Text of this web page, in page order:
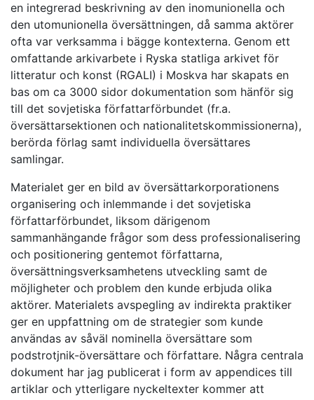
en integrerad beskrivning av den inomunionella och
den utomunionella översättningen, då samma aktörer
ofta var verksamma i bägge kontexterna. Genom ett
omfattande arkivarbete i Ryska statliga arkivet för
litteratur och konst (RGALI) i Moskva har skapats en
bas om ca 3000 sidor dokumentation som hänför sig
till det sovjetiska författarförbundet (fr.a.
översättarsektionen och nationalitetskommissionerna),
berörda förlag samt individuella översättares
samlingar.
Materialet ger en bild av översättarkorporationens
organisering och inlemmande i det sovjetiska
författarförbundet, liksom därigenom
sammanhängande frågor som dess professionalisering
och positionering gentemot författarna,
översättningsverksamhetens utveckling samt de
möjligheter och problem den kunde erbjuda olika
aktörer. Materialets avspegling av indirekta praktiker
ger en uppfattning om de strategier som kunde
användas av såväl nominella översättare som
podstrotjnik-översättare och författare. Några centrala
dokument har jag publicerat i form av appendices till
artiklar och ytterligare nyckeltexter kommer att